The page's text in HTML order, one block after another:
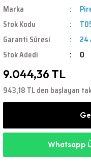
Marka
Stok Kodu
Garanti Süresi
24
Stok Adedi
0
9.044,36 TL
943,18 TL den başlayan
Whatsapp